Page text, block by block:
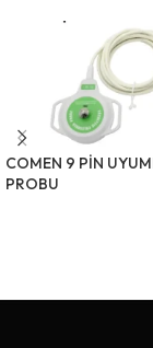
COMEN 9 PİN
PROBU